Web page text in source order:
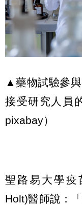
▲藥物試驗參與
接受研究人員
pixabay）
聖路易大學疫
Holt)醫師說：